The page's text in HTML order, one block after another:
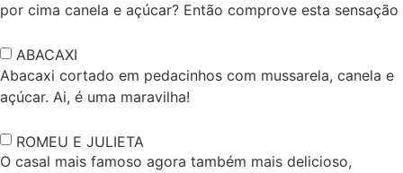
por cima canela e açúcar? Então comprove esta sensação
ABACAXI
Abacaxi cortado em pedacinhos com mussarela, canela e
açúcar. Ai, é uma maravilha!
ROMEU E JULIETA
O casal mais famoso agora também mais delicioso,